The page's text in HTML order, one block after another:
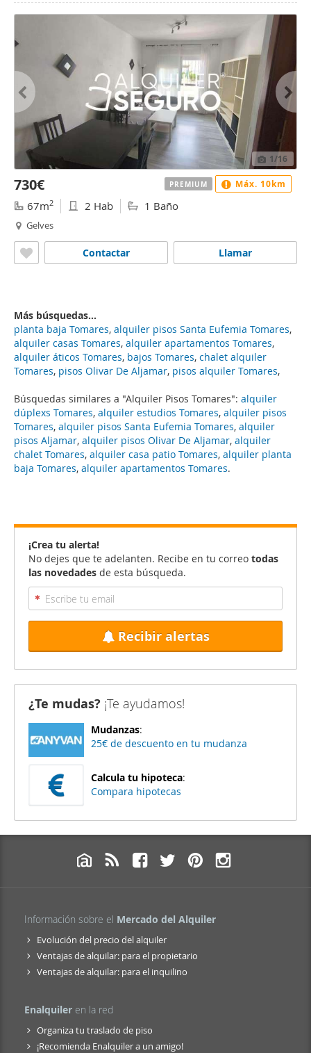
Búsquedas similares a "Alquiler Pisos Tomares": alquiler
dúplexs Tomares, alquiler estudios Tomares, alquiler pisos
Tomares, alquiler pisos Santa Eufemia Tomares, alquiler
pisos Aljamar, alquiler pisos Olivar De Aljamar, alquiler
chalet Tomares, alquiler casa patio Tomares, alquiler planta
baja Tomares, alquiler apartamentos Tomares.
1/16
730€
67m2 2 Hab 1 Baño
Gelves
Llamar
Contactar
PREMIUM Máx. 10km
Más búsquedas...
planta baja Tomares, alquiler pisos Santa Eufemia Tomares,
alquiler casas Tomares, alquiler apartamentos Tomares,
alquiler áticos Tomares, bajos Tomares, chalet alquiler
Tomares, pisos Olivar De Aljamar, pisos alquiler Tomares,
¡Crea tu alerta!
No dejes que te adelanten. Recibe en tu correo todas
las novedades de esta búsqueda.
Recibir alertas
¿Te mudas? ¡Te ayudamos!
Mudanzas:
25€ de descuento en tu mudanza
Calcula tu hipoteca:
Compara hipotecas
Información sobre el Mercado del Alquiler
Evolución del precio del alquiler
Ventajas de alquilar: para el propietario
Ventajas de alquilar: para el inquilino
Enalquiler en la red
Organiza tu traslado de piso
¡Recomienda Enalquiler a un amigo!